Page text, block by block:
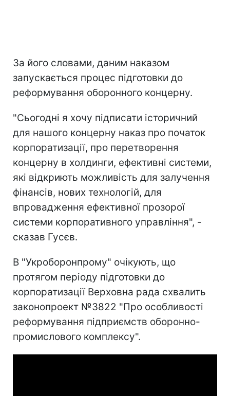
За його словами, даним наказом
запускається процес підготовки до
реформування оборонного концерну.
"Сьогодні я хочу підписати історичний
для нашого концерну наказ про початок
корпоратизації, про перетворення
концерну в холдинги, ефективні системи,
які відкриють можливість для залучення
фінансів, нових технологій, для
впровадження ефективної прозорої
системи корпоративного управління", -
сказав Гусєв.
В "Укроборонпрому" очікують, що
протягом періоду підготовки до
корпоратизації Верховна рада схвалить
законопроект №3822 "Про особливості
реформування підприємств оборонно-
промислового комплексу".